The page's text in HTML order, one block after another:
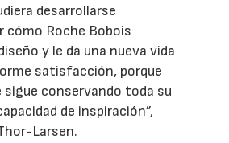
desarrollarse
cómo Roche Bobois
y le da una nueva vida
satisfacción, porque
sigue conservando toda su
de inspiración”,
Larsen.